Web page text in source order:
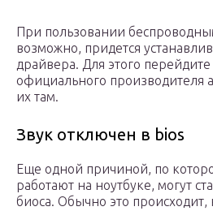
При пользовании
возможно, придется
драйвера. Для этого перейдите
официального производителя
их там.
Звук отключен в bios
Еще одной причиной, по
работают на ноутбуке, могут
биоса. Обычно это происходит,